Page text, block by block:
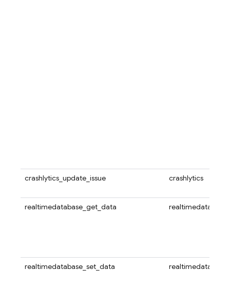
crashlytics_update_issue crashlytics
realtimedatabase_get_data realtimedatabase
realtimedatabase_set_data realtimedatabase